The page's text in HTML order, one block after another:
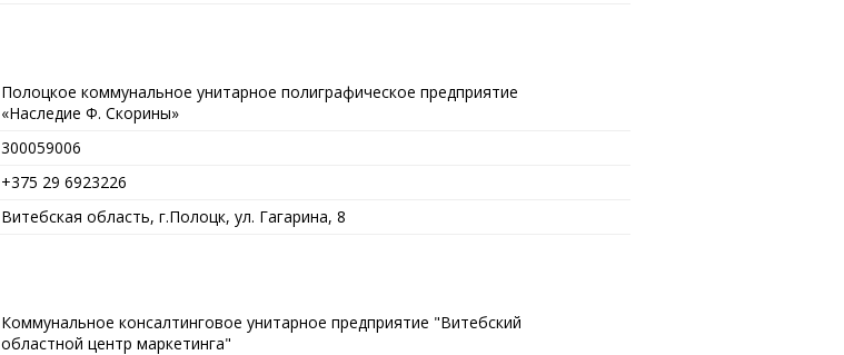
Полоцкое коммунальное унитарное полиграфическое предприятие
«Наследие Ф. Скорины»
300059006
+375 29 6923226
Витебская область, г.Полоцк, ул. Гагарина, 8
Коммунальное консалтинговое унитарное предприятие "Витебский
областной центр маркетинга"